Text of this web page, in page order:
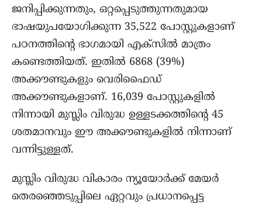
ജനിപ്പിക്കുന്നതും, ഒറ്റപ്പെടുത്തുന്നതുമായ
ഭാഷയുപയോഗിക്കുന്ന 35,522 പോസ്റ്റുകളാണ്
പഠനത്തിന്റെ ഭാഗമായി എക്സിൽ മാത്രം
കണ്ടെത്തിയത്. ഇതിൽ 6868 (39%)
അക്കൗണ്ടുകളും വെരിഫൈഡ്
അക്കൗണ്ടുകളാണ്. 16,039 പോസ്റ്റുകളിൽ
നിന്നായി മുസ്ലിം വിരുദ്ധ ഉള്ളടക്കത്തിന്‍റെ 45
ശതമാനവും ഈ അക്കൗണ്ടുകളിൽ നിന്നാണ്
വന്നിട്ടുള്ളത്.
മുസ്ലിം വിരുദ്ധ വികാരം ന്യൂയോർക്ക് മേയർ
തെരഞ്ഞെടുപ്പിലെ ഏറ്റവും പ്രധാനപ്പെട്ട